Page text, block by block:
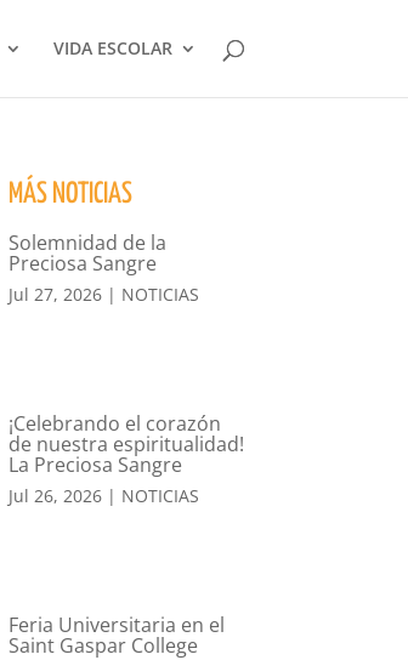
VIDA ESCOLAR
MÁS NOTICIAS
Solemnidad de la
Preciosa Sangre
Jul 27, 2026 | NOTICIAS
¡Celebrando el corazón
de nuestra espiritualidad!
La Preciosa Sangre
Jul 26, 2026 | NOTICIAS
Feria Universitaria en el
Saint Gaspar College